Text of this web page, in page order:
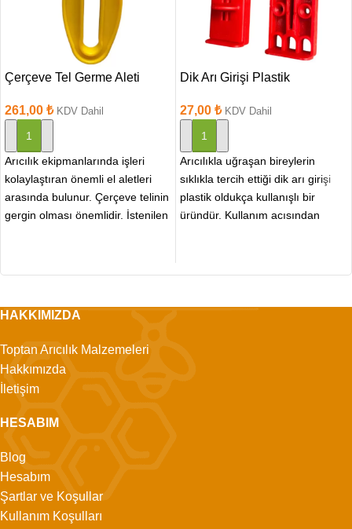
Çerçeve Tel Germe Aleti
261,00 ₺ KDV Dahil
SEPETE EKLE
Arıcılık ekipmanlarında işleri
kolaylaştıran önemli el aletleri
arasında bulunur. Çerçeve telinin
gergin olması önemlidir. İstenilen
Dik Arı Girişi Plastik
27,00 ₺ KDV Dahil
SEPETE EKLE
Arıcılıkla uğraşan bireylerin
sıklıkla tercih ettiği dik arı girişi
plastik oldukça kullanışlı bir
üründür. Kullanım acısından
HAKKIMIZDA
Toptan Arıcılık Malzemeleri
Hakkımızda
İletişim
HESABIM
Blog
Hesabım
Şartlar ve Koşullar
Kullanım Koşulları